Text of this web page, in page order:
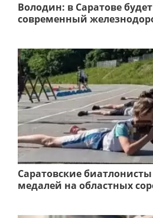
Володин: в Саратове
современный
Саратовские
медалей на областных